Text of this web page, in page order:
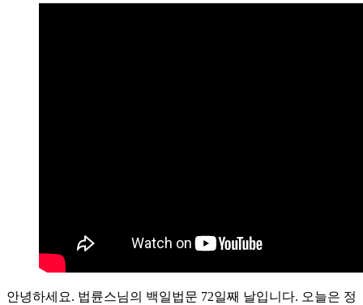
안녕하세요. 법륜스님의 백일법문 72일째 날입니다. 오늘은 정